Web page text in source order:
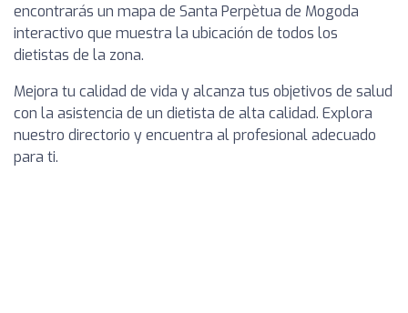
encontrarás un mapa de Santa Perpètua de Mogoda
interactivo que muestra la ubicación de todos los
dietistas de la zona.
Mejora tu calidad de vida y alcanza tus objetivos de salud
con la asistencia de un dietista de alta calidad. Explora
nuestro directorio y encuentra al profesional adecuado
para ti.